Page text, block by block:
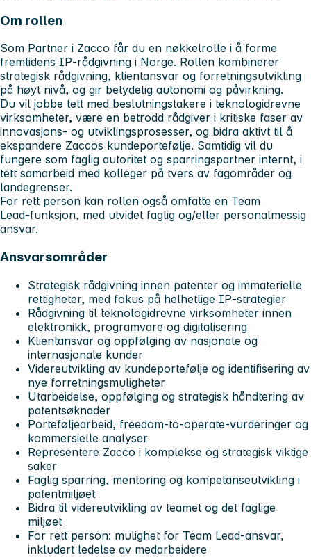
Om rollen
Som Partner i Zacco får du en nøkkelrolle i å forme
fremtidens IP‑rådgivning i Norge. Rollen kombinerer
strategisk rådgivning, klientansvar og forretningsutvikling
på høyt nivå, og gir betydelig autonomi og påvirkning.
Du vil jobbe tett med beslutningstakere i teknologidrevne
virksomheter, være en betrodd rådgiver i kritiske faser av
innovasjons‑ og utviklingsprosesser, og bidra aktivt til å
ekspandere Zaccos kundeportefølje. Samtidig vil du
fungere som faglig autoritet og sparringspartner internt, i
tett samarbeid med kolleger på tvers av fagområder og
landegrenser.
For rett person kan rollen også omfatte en Team
Lead‑funksjon, med utvidet faglig og/eller personalmessig
ansvar.
Ansvarsområder
Strategisk rådgivning innen patenter og immaterielle
rettigheter, med fokus på helhetlige IP‑strategier
Rådgivning til teknologidrevne virksomheter innen
elektronikk, programvare og digitalisering
Klientansvar og oppfølging av nasjonale og
internasjonale kunder
Videreutvikling av kundeportefølje og identifisering av
nye forretningsmuligheter
Utarbeidelse, oppfølging og strategisk håndtering av
patentsøknader
Porteføljearbeid, freedom‑to‑operate‑vurderinger og
kommersielle analyser
Representere Zacco i komplekse og strategisk viktige
saker
Faglig sparring, mentoring og kompetanseutvikling i
patentmiljøet
Bidra til videreutvikling av teamet og det faglige
miljøet
For rett person: mulighet for Team Lead‑ansvar,
inkludert ledelse av medarbeidere